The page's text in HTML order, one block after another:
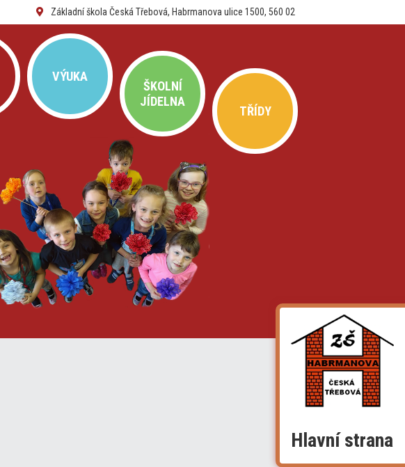
Základní škola Česká Třebová, Habrmanova ulice 1500, 560 02
VÝUKA
ŠKOLNÍ
JÍDELNA
TŘÍDY
Hlavní strana